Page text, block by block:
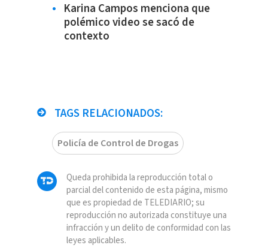
Karina Campos menciona que
polémico video se sacó de
contexto
TAGS RELACIONADOS:
Policía de Control de Drogas
Queda prohibida la reproducción total o
parcial del contenido de esta página, mismo
que es propiedad de TELEDIARIO; su
reproducción no autorizada constituye una
infracción y un delito de conformidad con las
leyes aplicables.